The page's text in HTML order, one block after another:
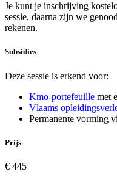
Je kunt je inschrijving
sessie, daarna zijn we
rekenen.
Subsidies
Deze sessie is erkend voor:
Kmo-portefeuille met
Vlaams
Permanente vorming
Prijs
€ 445